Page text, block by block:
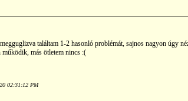
találtam 1-2 hasonló problémát, sajnos nagyon úgy
működik, más ötletem nincs :(
02:31:12 PM